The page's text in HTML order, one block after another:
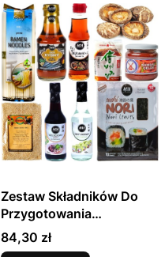
Zestaw Składników Do
Przygotowania
Japońskiej Zupy MISO
RAMEN 10 Produktów
Cena
84,30 zł